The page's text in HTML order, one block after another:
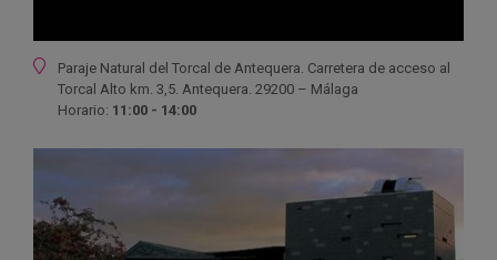
Ubicación
Paraje Natural del Torcal de Antequera. Carretera de acceso al
Torcal Alto km. 3,5. Antequera. 29200 – Málaga
Horario: 11:00 - 14:00